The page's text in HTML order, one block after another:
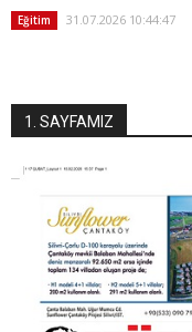
Eğitim 31.07.2026 10:44:47
1. SAYFAMIZ